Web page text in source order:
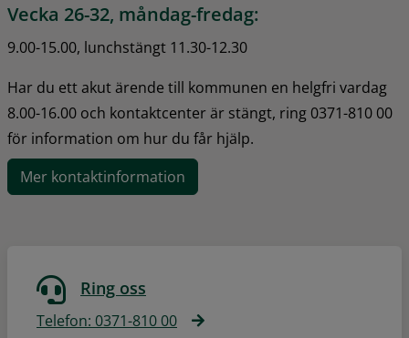
Vecka 26-32, måndag-fredag:
9.00-15.00, lunchstängt 11.30-12.30
Har du ett akut ärende till kommunen en helgfri vardag
8.00-16.00 och kontaktcenter är stängt, ring 0371-810 00
för information om hur du får hjälp.
Mer kontaktinformation
Ring oss
Telefon: 0371-810 00